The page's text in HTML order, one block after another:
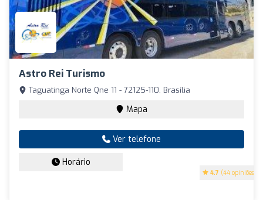
Astro Rei Turismo
4.7 (44 opiniões)
Taguatinga Norte Qne 11 - 72125-110, Brasília
Mapa
Ver telefone
Horário